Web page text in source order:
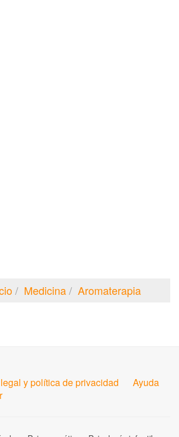
Medicina Aromaterapia
y política de privacidad
Ayuda